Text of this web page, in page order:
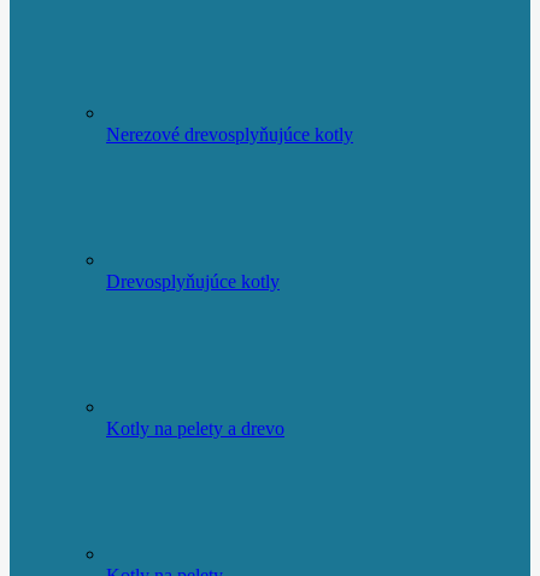
Nerezové drevosplyňujúce kotly
Drevosplyňujúce kotly
Kotly na pelety a drevo